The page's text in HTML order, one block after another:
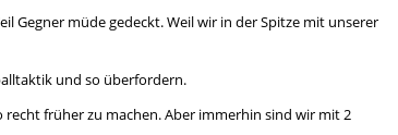
Gegner müde gedeckt. Weil wir in der Spitze mit unserer
und so überfordern.
früher zu machen. Aber immerhin sind wir mit 2